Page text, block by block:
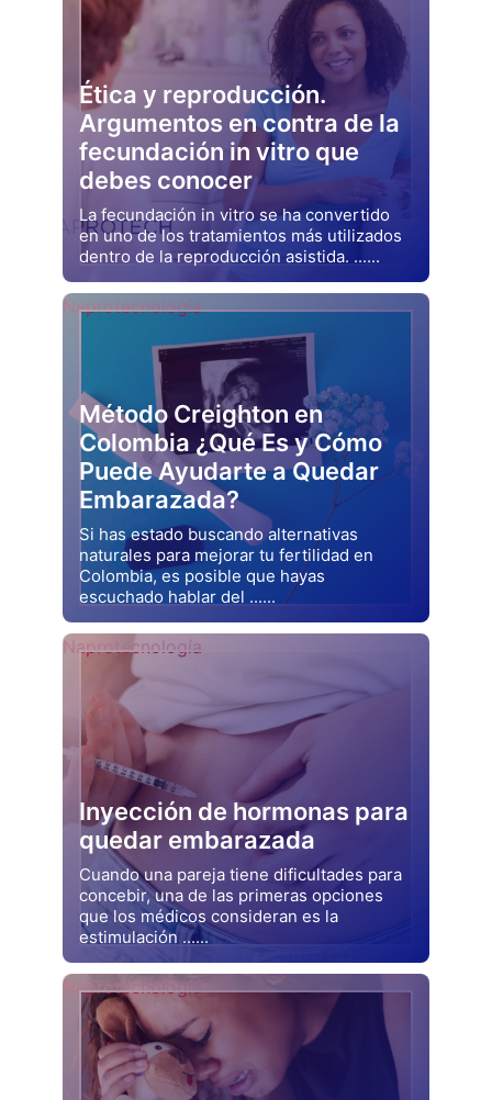
Ética y reproducción.
Argumentos en contra de la
fecundación in vitro que
debes conocer
La fecundación in vitro se ha convertido
en uno de los tratamientos más utilizados
dentro de la reproducción asistida. ......
Drjluquerna
Método Creighton en
Colombia ¿Qué Es y Cómo
Puede Ayudarte a Quedar
Embarazada?
Si has estado buscando alternativas
naturales para mejorar tu fertilidad en
Colombia, es posible que hayas
escuchado hablar del ......
Drjluquerna
Naprotecnología
Inyección de hormonas para
quedar embarazada
Cuando una pareja tiene dificultades para
concebir, una de las primeras opciones
que los médicos consideran es la
estimulación ......
Drjluquerna
Naprotecnología
Naprotecnología